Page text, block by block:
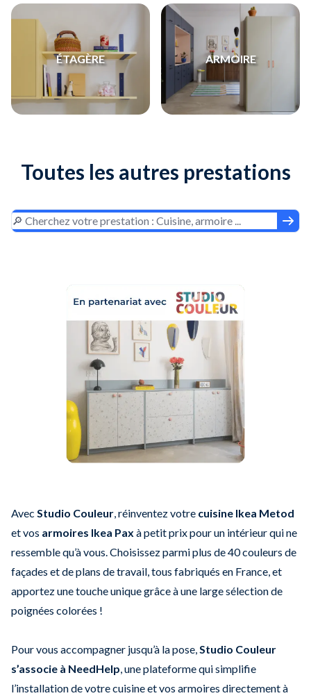
ÉTAGÈRE ARMOIRE
Toutes les autres prestations
Avec Studio Couleur , réinventez votre cuisine Ikea Metod
et vos armoires Ikea Pax à petit prix pour un intérieur qui ne
ressemble qu’à vous. Choisissez parmi plus de 40 couleurs de
façades et de plans de travail, tous fabriqués en France, et
apportez une touche unique grâce à une large sélection de
poignées colorées !
Pour vous accompagner jusqu’à la pose, Studio Couleur
s’associe à NeedHelp , une plateforme qui simplifie
l’installation de votre cuisine et vos armoires directement à